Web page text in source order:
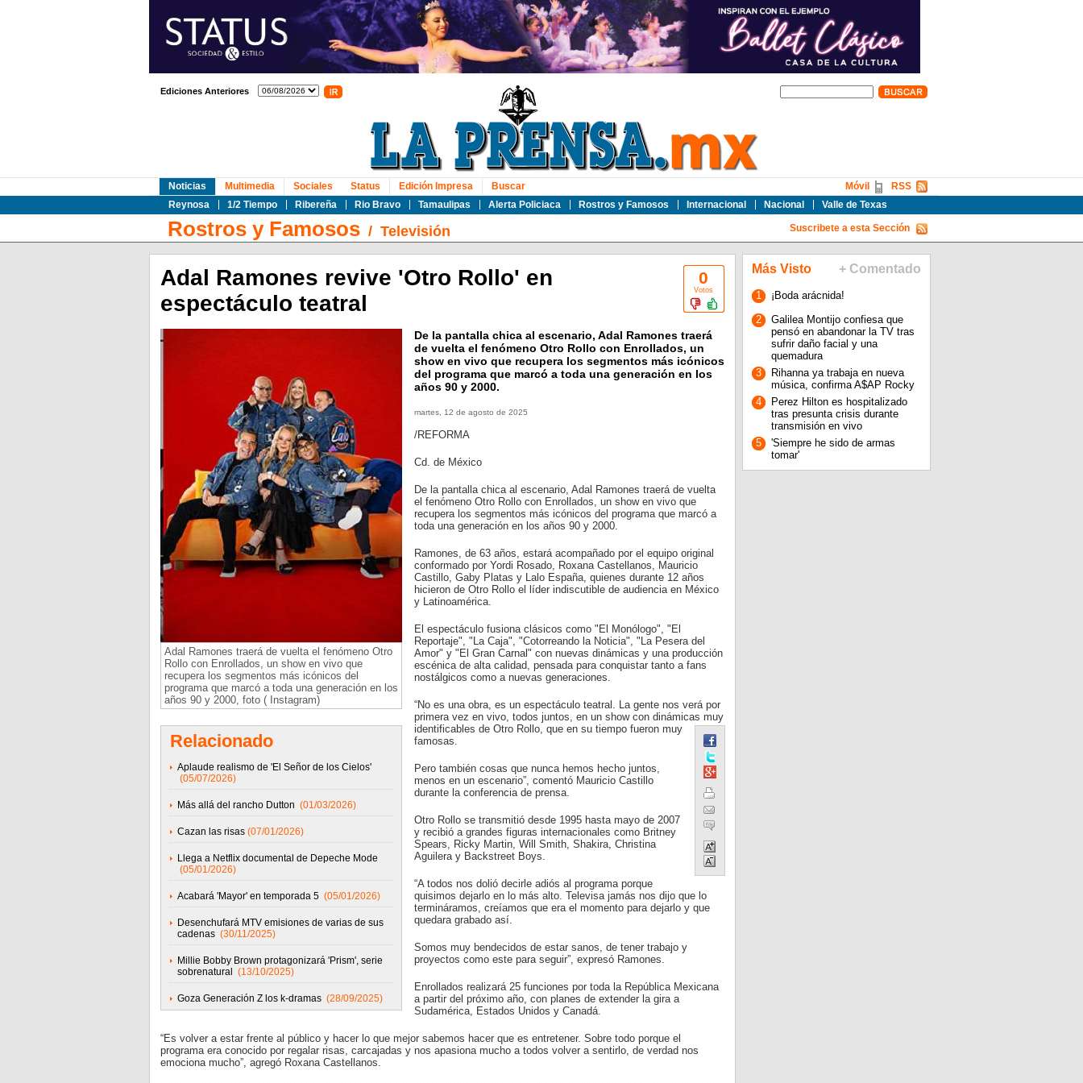
Ediciones Anteriores
Noticias
Reynosa
1/2 Tiempo Ribereña Rio Bravo Tamaulipas Alerta Policiaca Rostros y Famosos Internacional Nacional Valle de Texas
Multimedia Sociales Status Edición Impresa Buscar RSS
Móvil
Rostros y Famosos/ Televisión Suscribete a esta Sección
0
Votos
Adal Ramones revive 'Otro Rollo' en
espectáculo teatral
Adal Ramones traerá de vuelta el fenómeno Otro
Rollo con Enrollados, un show en vivo que
recupera los segmentos más icónicos del
programa que marcó a toda una generación en los
años 90 y 2000, foto ( Instagram)
Relacionado
Aplaude realismo de 'El Señor de los Cielos'
(05/07/2026)
Más allá del rancho Dutton (01/03/2026)
Cazan las risas (07/01/2026)
Llega a Netflix documental de Depeche Mode
(05/01/2026)
Acabará 'Mayor' en temporada 5 (05/01/2026)
Desenchufará MTV emisiones de varias de sus
cadenas (30/11/2025)
Millie Bobby Brown protagonizará 'Prism', serie
sobrenatural
(13/10/2025)
Goza Generación Z los k-dramas (28/09/2025)
De la pantalla chica al escenario, Adal Ramones traerá
de vuelta el fenómeno Otro Rollo con Enrollados, un
show en vivo que recupera los segmentos más icónicos
del programa que marcó a toda una generación en los
años 90 y 2000.
martes, 12 de agosto de 2025
/REFORMA
Cd. de México
De la pantalla chica al escenario, Adal Ramones traerá de vuelta
el fenómeno Otro Rollo con Enrollados, un show en vivo que
recupera los segmentos más icónicos del programa que marcó a
toda una generación en los años 90 y 2000.
Ramones, de 63 años, estará acompañado por el equipo original
conformado por Yordi Rosado, Roxana Castellanos, Mauricio
Castillo, Gaby Platas y Lalo España, quienes durante 12 años
hicieron de Otro Rollo el líder indiscutible de audiencia en México
y Latinoamérica.
El espectáculo fusiona clásicos como "El Monólogo", "El
Reportaje", "La Caja", "Cotorreando la Noticia", "La Pesera del
Amor" y "El Gran Carnal" con nuevas dinámicas y una producción
escénica de alta calidad, pensada para conquistar tanto a fans
nostálgicos como a nuevas generaciones.
“No es una obra, es un espectáculo teatral. La gente nos verá por
primera vez en vivo, todos juntos, en un show con dinámicas muy
identificables de Otro Rollo, que en su tiempo fueron muy
famosas.
Pero también cosas que nunca hemos hecho juntos,
menos en un escenario”, comentó Mauricio Castillo
durante la conferencia de prensa.
Otro Rollo se transmitió desde 1995 hasta mayo de 2007
y recibió a grandes figuras internacionales como Britney
Spears, Ricky Martin, Will Smith, Shakira, Christina
Aguilera y Backstreet Boys.
“A todos nos dolió decirle adiós al programa porque
quisimos dejarlo en lo más alto. Televisa jamás nos dijo que lo
termináramos, creíamos que era el momento para dejarlo y que
quedara grabado así.
Somos muy bendecidos de estar sanos, de tener trabajo y
proyectos como este para seguir”, expresó Ramones.
Enrollados realizará 25 funciones por toda la República Mexicana
a partir del próximo año, con planes de extender la gira a
Sudamérica, Estados Unidos y Canadá.
“Es volver a estar frente al público y hacer lo que mejor sabemos hacer que es entretener. Sobre todo porque el
programa era conocido por regalar risas, carcajadas y nos apasiona mucho a todos volver a sentirlo, de verdad nos
emociona mucho”, agregó Roxana Castellanos.
Más Visto + Comentado
1
¡Boda arácnida!
2
Galilea Montijo confiesa que
pensó en abandonar la TV tras
sufrir daño facial y una
quemadura
3
Rihanna ya trabaja en nueva
música, confirma A$AP Rocky
4
Perez Hilton es hospitalizado
tras presunta crisis durante
transmisión en vivo
5
'Siempre he sido de armas
tomar'